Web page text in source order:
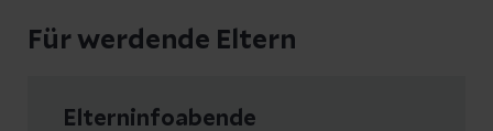
Für werdende Eltern
Elterninfoabende